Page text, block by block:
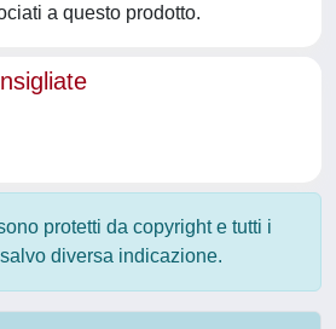
a questo prodotto.
protetti da copyright e tutti i
diversa indicazione.